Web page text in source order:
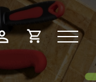
Mon
compte
Demande
devis